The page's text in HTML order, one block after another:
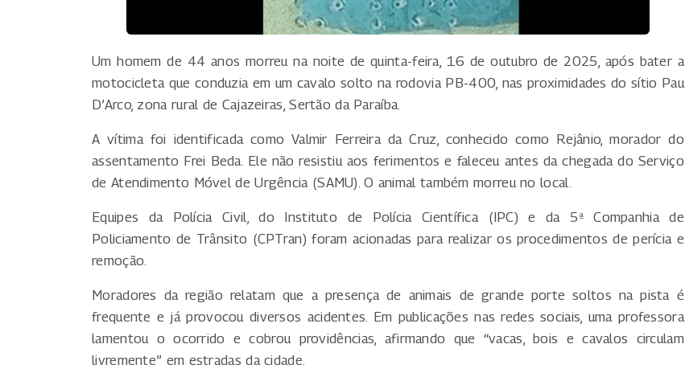
Um homem de 44 anos morreu na noite de quinta-feira, 16 de outubro de 2025, após bater a
motocicleta que conduzia em um cavalo solto na rodovia PB-400, nas proximidades do sítio Pau
D’Arco, zona rural de Cajazeiras, Sertão da Paraíba.
A vítima foi identificada como Valmir Ferreira da Cruz, conhecido como Rejânio, morador do
assentamento Frei Beda. Ele não resistiu aos ferimentos e faleceu antes da chegada do Serviço
de Atendimento Móvel de Urgência (SAMU). O animal também morreu no local.
Equipes da Polícia Civil, do Instituto de Polícia Científica (IPC) e da 5ª Companhia de
Policiamento de Trânsito (CPTran) foram acionadas para realizar os procedimentos de perícia e
remoção.
Moradores da região relatam que a presença de animais de grande porte soltos na pista é
frequente e já provocou diversos acidentes. Em publicações nas redes sociais, uma professora
lamentou o ocorrido e cobrou providências, afirmando que “vacas, bois e cavalos circulam
livremente” em estradas da cidade.